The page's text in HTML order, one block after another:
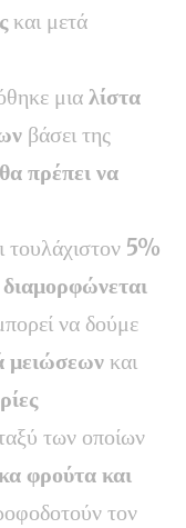
και μετά
μιαλίστα
βάσει της
πρέπει να
τουλάχιστον 5%
να δούμε
μειώσεων και
των οποίων
φρούτα και
τον